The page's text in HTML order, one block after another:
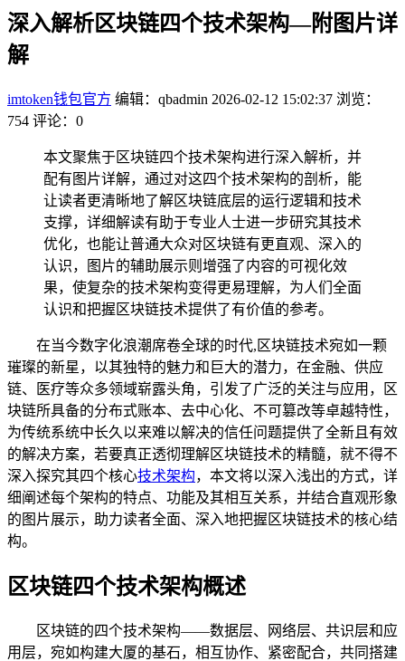
深入解析区块链四个技术架构—附图片详
解
imtoken钱包官方 编辑：qbadmin 2026-02-12 15:02:37 浏览：
754 评论：0
本文聚焦于区块链四个技术架构进行深入解析，并
配有图片详解，通过对这四个技术架构的剖析，能
让读者更清晰地了解区块链底层的运行逻辑和技术
支撑，详细解读有助于专业人士进一步研究其技术
优化，也能让普通大众对区块链有更直观、深入的
认识，图片的辅助展示则增强了内容的可视化效
果，使复杂的技术架构变得更易理解，为人们全面
认识和把握区块链技术提供了有价值的参考。
在当今数字化浪潮席卷全球的时代,区块链技术宛如一颗
璀璨的新星，以其独特的魅力和巨大的潜力，在金融、供应
链、医疗等众多领域崭露头角，引发了广泛的关注与应用，区
块链所具备的分布式账本、去中心化、不可篡改等卓越特性，
为传统系统中长久以来难以解决的信任问题提供了全新且有效
的解决方案，若要真正透彻理解区块链技术的精髓，就不得不
深入探究其四个核心技术架构，本文将以深入浅出的方式，详
细阐述每个架构的特点、功能及其相互关系，并结合直观形象
的图片展示，助力读者全面、深入地把握区块链技术的核心结
构。
区块链四个技术架构概述
区块链的四个技术架构——数据层、网络层、共识层和应
用层，宛如构建大厦的基石，相互协作、紧密配合，共同搭建